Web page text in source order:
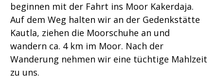
beginnen mit der Fahrt ins Moor Kakerdaja.
Auf dem Weg halten wir an der Gedenkstätte
Kautla, ziehen die Moorschuhe an und
wandern ca. 4 km im Moor. Nach der
Wanderung nehmen wir eine tüchtige Mahlzeit
zu uns.